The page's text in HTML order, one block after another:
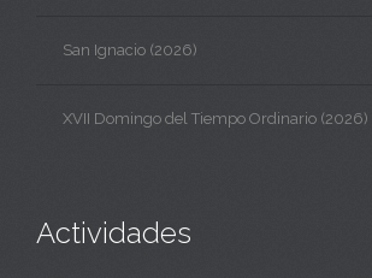
San Ignacio (2026)
XVII Domingo del Tiempo Ordinario (2026)
Actividades